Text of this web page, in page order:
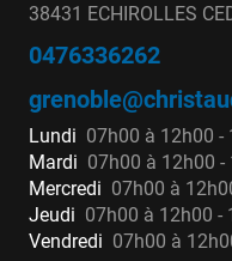
38431 ECHIROLLES
0476336262
Lundi 07h00 à 12h00 -
Mardi 07h00 à 12h00
Mercredi 07h00 à
Jeudi 07h00 à 12h00 -
Vendredi 07h00 à